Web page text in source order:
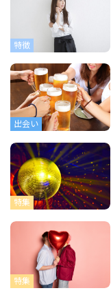
特徴
出会い
特集
特集